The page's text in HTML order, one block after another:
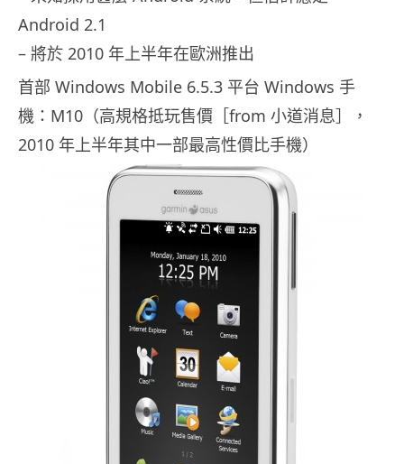
Android 2.1
– 將於 2010 年上半年在歐洲推出
首部 Windows Mobile 6.5.3 平台 Windows 手
機：M10（高規格抵玩售價［from 小道消息］，
2010 年上半年其中一部最高性價比手機）